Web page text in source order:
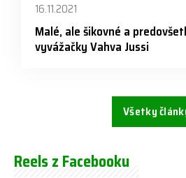
16.11.2021
Malé, ale šikovné a
vyvážačky Vahva Jussi
Všetky
Reels z Facebooku